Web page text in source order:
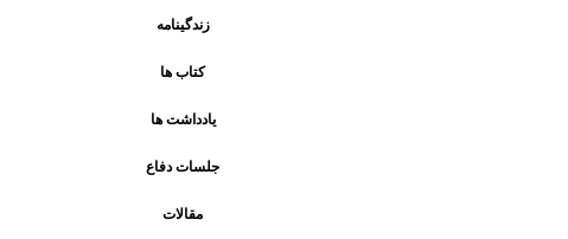
زندگینامه
کتاب ها
يادداشت ها
جلسات دفاع
مقالات